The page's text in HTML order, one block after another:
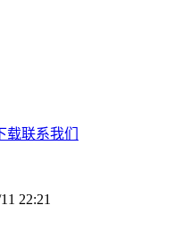
载联系我们
22:21